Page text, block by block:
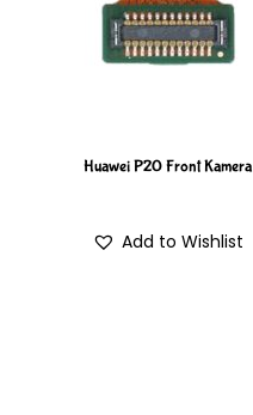
Huawei P20 Front Kamera
Add to Wishlist